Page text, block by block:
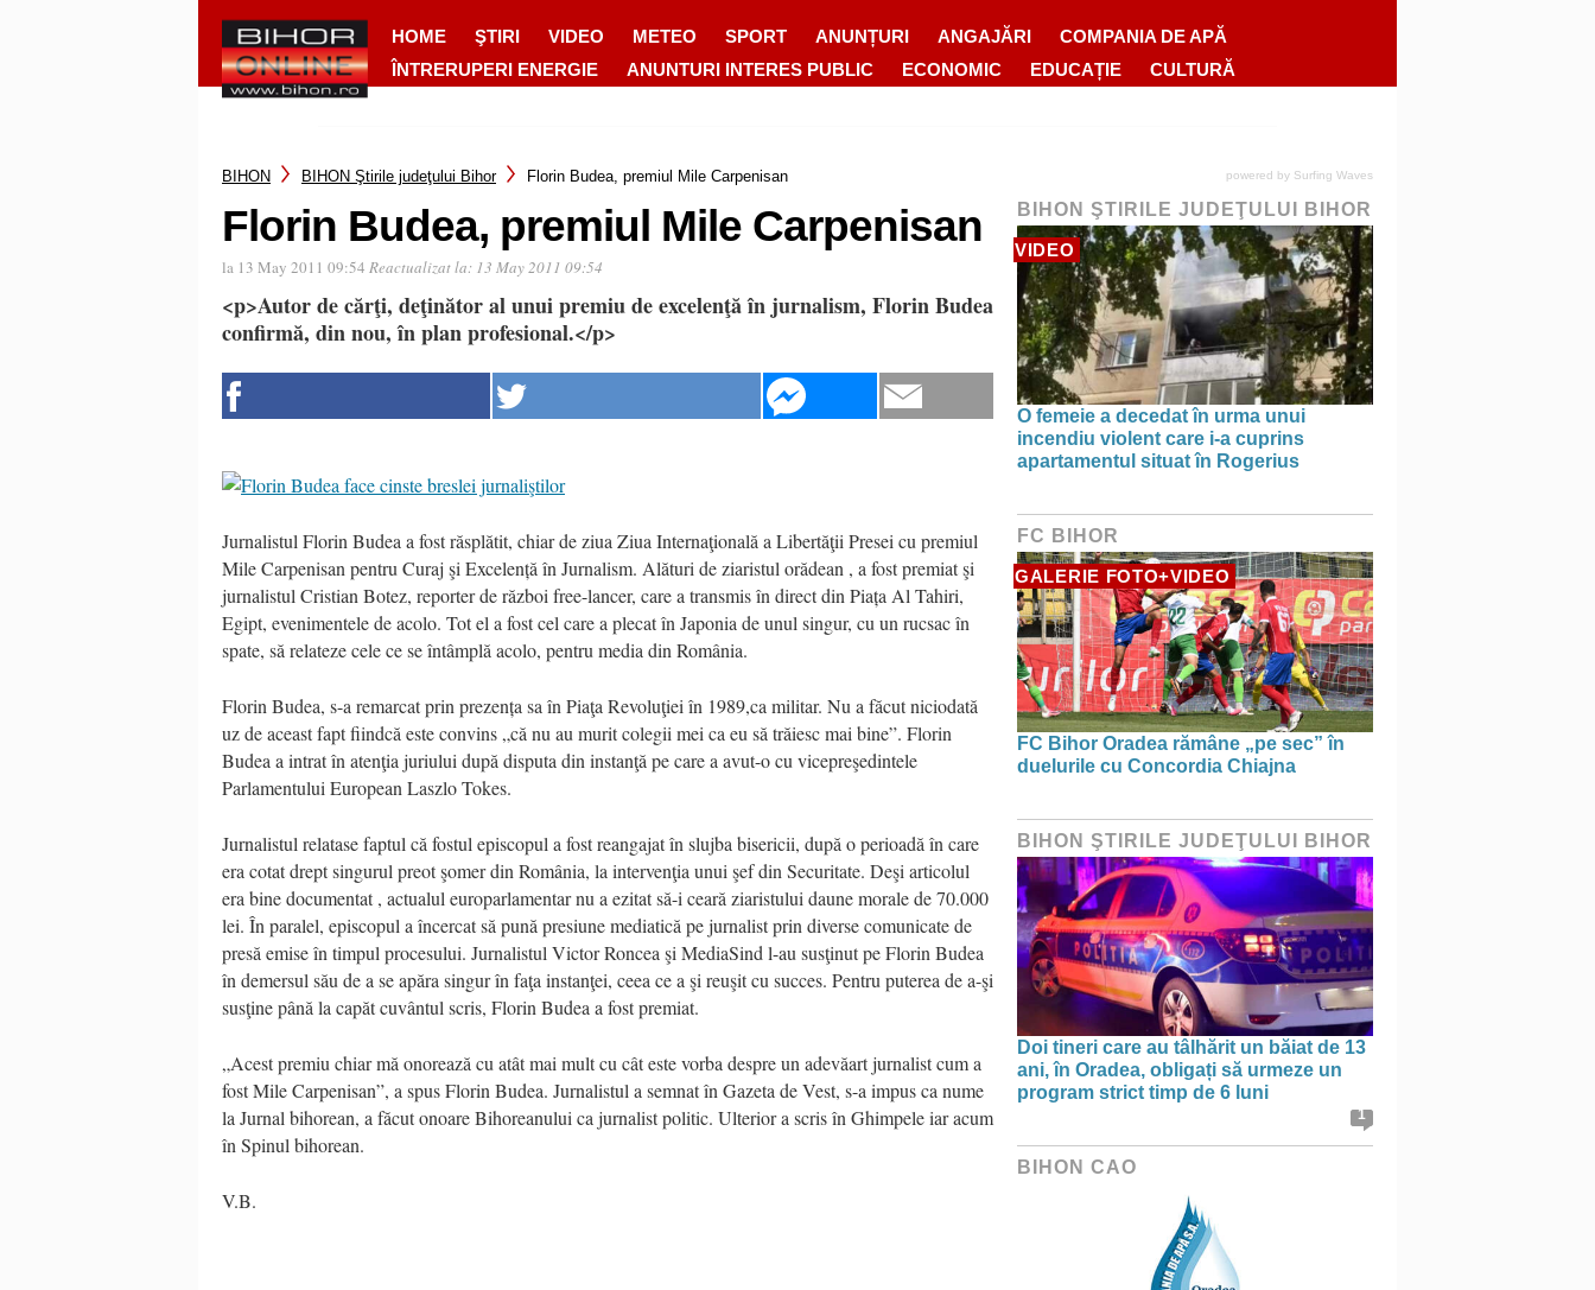
HOME ŞTIRI VIDEO METEO SPORT ANUNȚURI ANGAJĂRI
COMPANIA DE APĂ
ÎNTRERUPERI ENERGIE
ANUNTURI INTERES PUBLIC ECONOMIC EDUCAȚIE CULTURĂ
BIHON BIHON Ştirile judeţului Bihor Florin Budea, premiul Mile Carpenisan
Florin Budea, premiul Mile Carpenisan
la 13 May 2011 09:54 Reactualizat la: 13 May 2011 09:54
<p>Autor de cărţi, deţinător al unui premiu de excelenţă în jurnalism, Florin Budea
confirmă, din nou, în plan profesional.</p>
Jurnalistul Florin Budea a fost răsplătit, chiar de ziua Ziua Internaţională a Libertăţii Presei cu premiul
Mile Carpenisan pentru Curaj şi Excelență în Jurnalism. Alături de ziaristul orădean , a fost premiat şi
jurnalistul Cristian Botez, reporter de război free-lancer, care a transmis în direct din Piața Al Tahiri,
Egipt, evenimentele de acolo. Tot el a fost cel care a plecat în Japonia de unul singur, cu un rucsac în
spate, să relateze cele ce se întâmplă acolo, pentru media din România.
Florin Budea, s-a remarcat prin prezența sa în Piaţa Revoluţiei în 1989,ca militar. Nu a făcut niciodată
uz de aceast fapt fiindcă este convins „că nu au murit colegii mei ca eu să trăiesc mai bine”. Florin
Budea a intrat în atenţia juriului după disputa din instanţă pe care a avut-o cu vicepreşedintele
Parlamentului European Laszlo Tokes.
Jurnalistul relatase faptul că fostul episcopul a fost reangajat în slujba bisericii, după o perioadă în care
era cotat drept singurul preot şomer din România, la intervenţia unui şef din Securitate. Deşi articolul
era bine documentat , actualul europarlamentar nu a ezitat să-i ceară ziaristului daune morale de 70.000
lei. În paralel, episcopul a încercat să pună presiune mediatică pe jurnalist prin diverse comunicate de
presă emise în timpul procesului. Jurnalistul Victor Roncea şi MediaSind l-au susţinut pe Florin Budea
în demersul său de a se apăra singur în faţa instanţei, ceea ce a şi reuşit cu succes. Pentru puterea de a-şi
susţine până la capăt cuvântul scris, Florin Budea a fost premiat.
„Acest premiu chiar mă onorează cu atât mai mult cu cât este vorba despre un adevăart jurnalist cum a
fost Mile Carpenisan”, a spus Florin Budea. Jurnalistul a semnat în Gazeta de Vest, s-a impus ca nume
la Jurnal bihorean, a făcut onoare Bihoreanului ca jurnalist politic. Ulterior a scris în Ghimpele iar acum
în Spinul bihorean.
V.B.
powered by Surfing Waves
BIHON ŞTIRILE JUDEŢULUI BIHOR
VIDEO
O femeie a decedat în urma unui
incendiu violent care i-a cuprins
apartamentul situat în Rogerius
FC BIHOR
GALERIE FOTO+VIDEO
FC Bihor Oradea rămâne „pe sec” în
duelurile cu Concordia Chiajna
BIHON ŞTIRILE JUDEŢULUI BIHOR
Doi tineri care au tâlhărit un băiat de 13
ani, în Oradea, obligați să urmeze un
program strict timp de 6 luni
1
BIHON CAO